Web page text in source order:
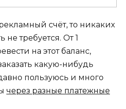
счёт, то никаких
требуется. От 1
на этот баланс,
какую-нибудь
пользуюсь и много
через разные платежные